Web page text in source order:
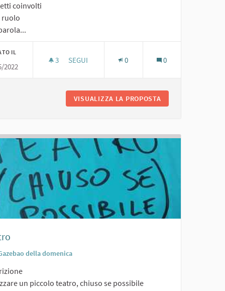
coinvolti
ruolo
IL
2022
3 3 SOSTENITORI
SEGUI 0 0
VISUALIZZA LA PROPOSTA
della domenica
un piccolo teatro, chiuso se possibile